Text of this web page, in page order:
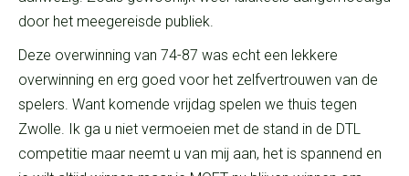
door het meegereisde publiek.
Deze overwinning van 74-87 was echt een lekkere
overwinning en erg goed voor het zelfvertrouwen van de
spelers. Want komende vrijdag spelen we thuis tegen
Zwolle. Ik ga u niet vermoeien met de stand in de DTL
competitie maar neemt u van mij aan, het is spannend en